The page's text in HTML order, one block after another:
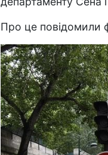
Про це повідомили